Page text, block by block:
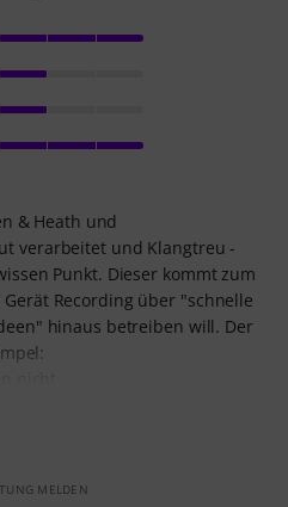
& Heath und
verarbeitet und Klangtreu -
Punkt. Dieser kommt zum
Recording über "schnelle
hinaus betreiben will. Der
MELDEN